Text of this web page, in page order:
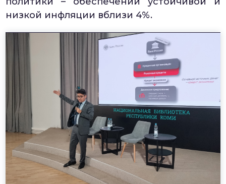
низкой инфляции вблизи 4%.